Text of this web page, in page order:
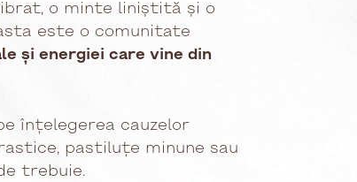
o minte liniștită și o
este o comunitate
și energiei care vine din
înțelegerea cauzelor
pastiluțe minune sau
trebuie.